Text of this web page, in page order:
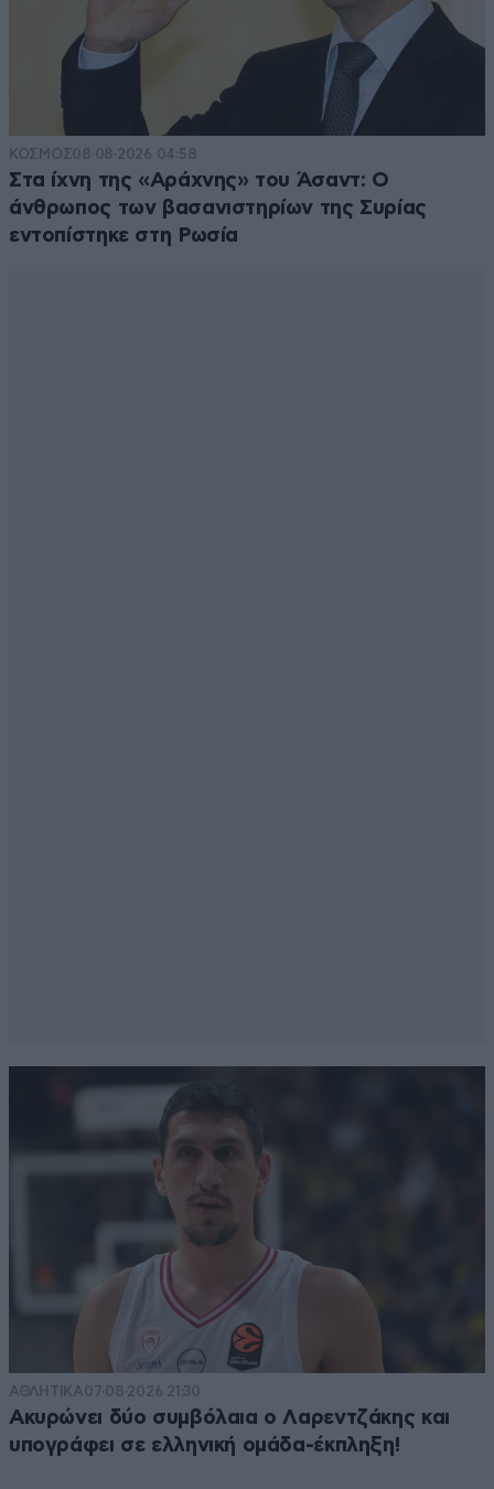
ΚΟΣΜΟΣ08·08·2026 04:58
Στα ίχνη της «Αράχνης» του Άσαντ: Ο
άνθρωπος των βασανιστηρίων της Συρίας
εντοπίστηκε στη Ρωσία
ΑΘΛΗΤΙΚΑ07·08·2026 21:30
Ακυρώνει δύο συμβόλαια ο Λαρεντζάκης και
υπογράφει σε ελληνική ομάδα-έκπληξη!